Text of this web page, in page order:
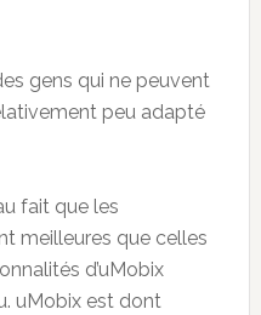
gens qui ne peuvent
peu adapté
fait que les
meilleures que celles
d’uMobix
uMobix est dont